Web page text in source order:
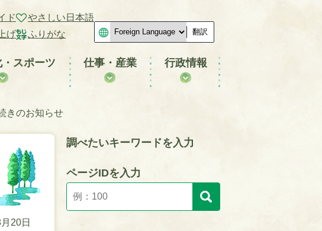
ド
げ
やさしい日本語
ふりがな
翻訳
スポーツ 仕事・産業 行政情報
きのお知らせ
20日
調べたいキーワードを入力
ページIDを入力